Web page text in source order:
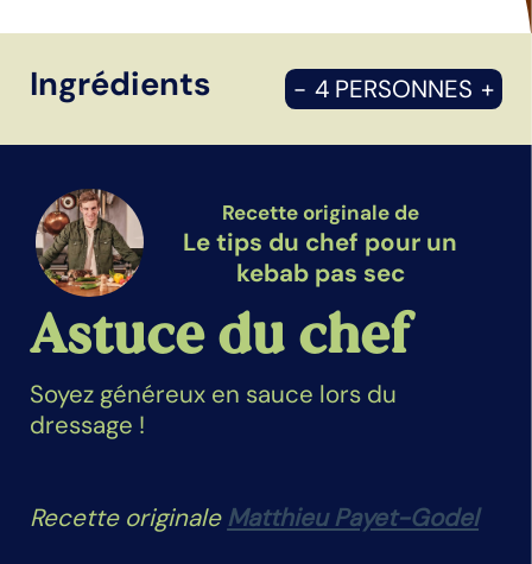
Ingrédients - 4 PERSONNES +
Recette originale de
Le tips du chef pour un
kebab pas sec
Astuce du chef
Soyez généreux en sauce lors du
dressage !
Recette originaleMatthieu Payet-Godel